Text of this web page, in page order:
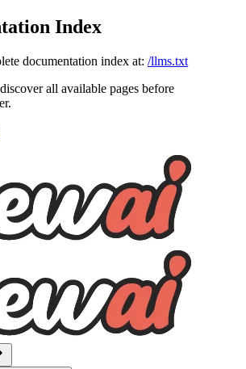
Index
documentation index at: /llms.txt
all available pages before